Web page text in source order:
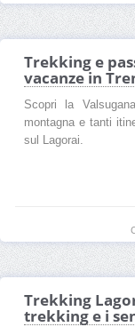
Trekking e
vacanze in
Scopri la
montagna e tanti
sul Lagorai.
Trekking
trekking e i